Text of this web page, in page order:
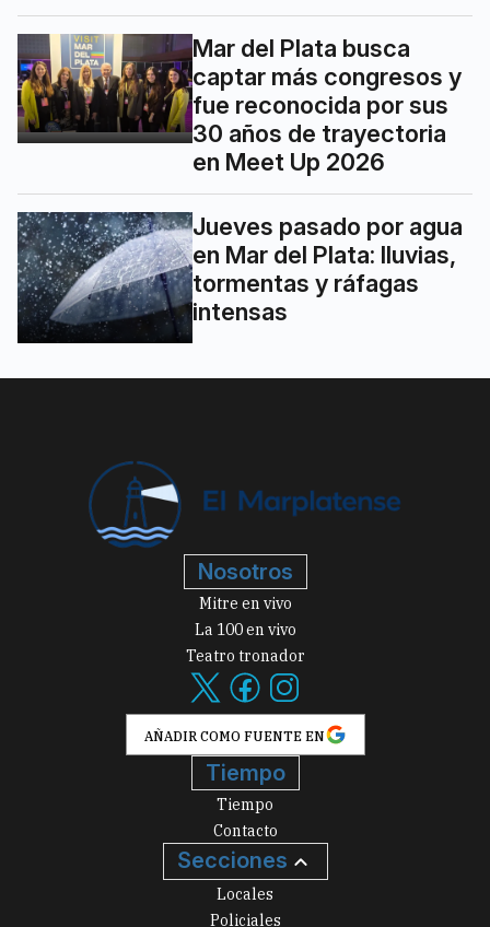
Mar del Plata busca
captar más congresos y
fue reconocida por sus
30 años de trayectoria
en Meet Up 2026
Jueves pasado por agua
en Mar del Plata: lluvias,
tormentas y ráfagas
intensas
Nosotros
Mitre en vivo
La 100 en vivo
Teatro tronador
AÑADIR COMO FUENTE EN
Tiempo
Tiempo
Contacto
Secciones
Locales
Policiales